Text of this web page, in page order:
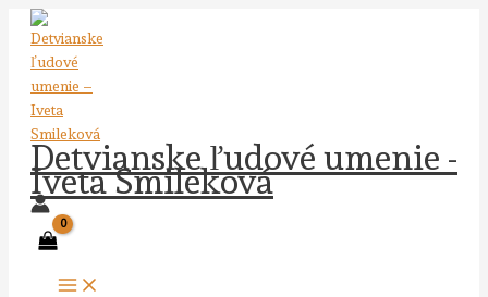
Preskočiť
obsah
Detvianske ľudové umenie -
Iveta Smileková